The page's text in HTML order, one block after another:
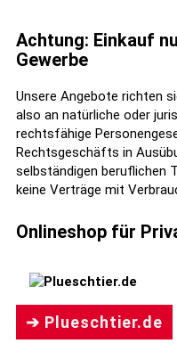
Achtung: Einkauf
Gewerbe
Unsere Angebote richten
also an natürliche oder
rechtsfähige
Rechtsgeschäfts in
selbständigen beruflichen
keine Verträge mit
Onlineshop für
➔ Plueschtier.de